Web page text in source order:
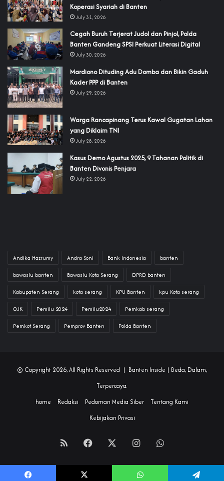
Koperasi Syariah di Banten
July 31, 2026
Cegah Buruh Terjerat Judol dan Pinjol, Polda
Banten Gandeng SPSI Perkuat Literasi Digital
July 30, 2026
‎Mardiono Dituding Adu Domba dan Bikin Gaduh
Kader PPP di Banten
July 29, 2026
‎Warga Rancapinang Terus Kawal Gugatan Lahan
yang Diklaim TNI‎‎
July 28, 2026
‎Kasus Demo Agustus 2025, 9 Tahanan Politik di
Banten Divonis Penjara
July 22, 2026
Andika Hazrumy Andra Soni Bank Indonesia banten
bawaslu banten Bawaslu Kota Serang DPRD banten
Kabupaten Serang kota serang KPU Banten kpu Kota serang
OJK Pemilu 2024 Pemilu2024 Pemkab serang
Pemkot Serang Pemprov Banten Polda Banten
© Copyright 2026, All Rights Reserved | Banten Inside | Beda, Dalam,
Terpercaya.
home
Redaksi Pedoman Media Siber
Tentang Kami
Kebijakan Privasi
RSS Facebook InstagramWhatsApp